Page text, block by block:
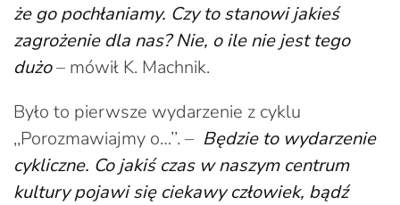
że go pochłaniamy. Czy to stanowi jakieś
zagrożenie dla nas? Nie, o ile nie jest tego
dużo– mówił K. Machnik.
Było to pierwsze wydarzenie z cyklu
,,Porozmawiajmy o…’’. – Będzie to wydarzenie
cykliczne. Co jakiś czas w naszym centrum
kultury pojawi się ciekawy człowiek, bądź